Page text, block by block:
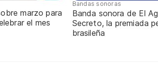
marzo para
el mes
Bandas sonoras
Banda sonora de El
Secreto, la premiada
brasileña